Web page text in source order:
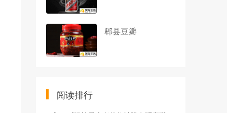
郫县豆瓣
阅读排行